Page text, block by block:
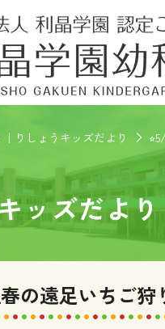
りしょうキッズだより
ッズだより
の遠足いちご狩